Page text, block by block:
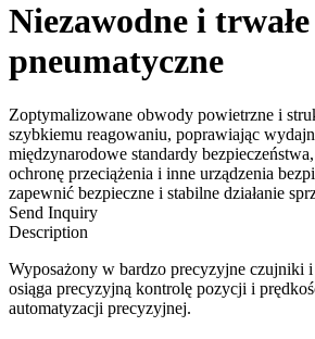
Niezawodne i
pneumatyczne
Zoptymalizowane obwody powietrzne i
szybkiemu reagowaniu, poprawiając
międzynarodowe standardy
ochronę przeciążenia i inne urządzenia
zapewnić bezpieczne i stabilne działanie
Send Inquiry
Description
Wyposażony w bardzo precyzyjne czujniki i
osiąga precyzyjną kontrolę pozycji i
automatyzacji precyzyjnej.